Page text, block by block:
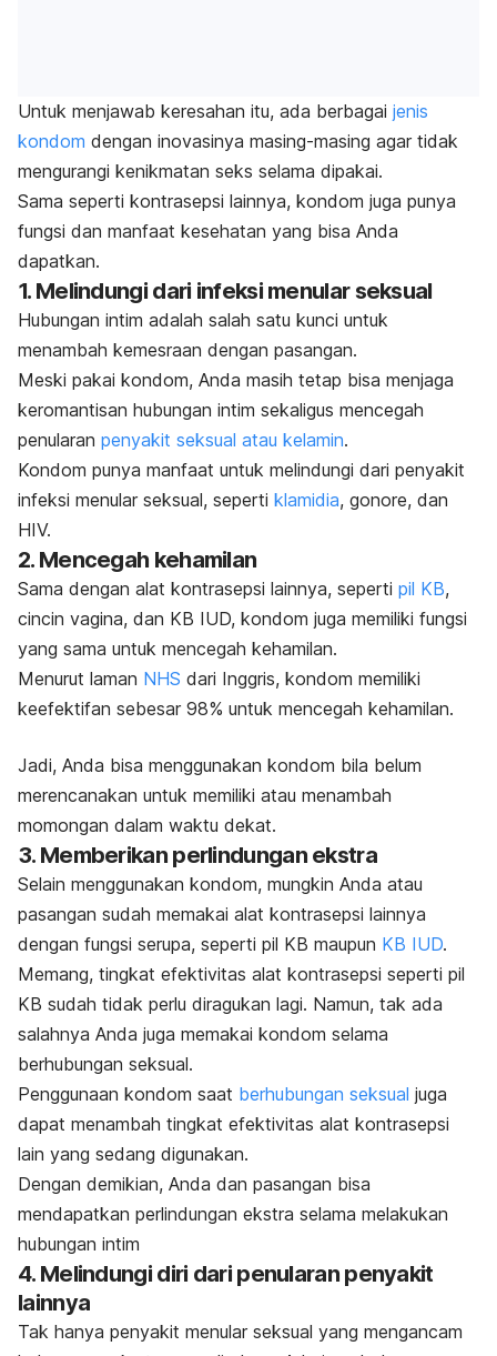
Untuk menjawab keresahan itu, ada berbagai jenis
kondom dengan inovasinya masing-masing agar tidak
mengurangi kenikmatan seks selama dipakai.
Sama seperti kontrasepsi lainnya, kondom juga punya
fungsi dan manfaat kesehatan yang bisa Anda
dapatkan.
1. Melindungi dari infeksi menular seksual
Hubungan intim adalah salah satu kunci untuk
menambah kemesraan dengan pasangan.
Meski pakai kondom, Anda masih tetap bisa menjaga
keromantisan hubungan intim sekaligus mencegah
penularan penyakit seksual atau kelamin.
Kondom punya manfaat untuk melindungi dari penyakit
infeksi menular seksual, seperti klamidia, gonore, dan
HIV.
2. Mencegah kehamilan
Sama dengan alat kontrasepsi lainnya, seperti pil KB,
cincin vagina, dan KB IUD, kondom juga memiliki fungsi
yang sama untuk mencegah kehamilan.
Menurut laman NHS dari Inggris, kondom memiliki
keefektifan sebesar 98% untuk mencegah kehamilan.
Jadi, Anda bisa menggunakan kondom bila belum
merencanakan untuk memiliki atau menambah
momongan dalam waktu dekat.
3. Memberikan perlindungan ekstra
Selain menggunakan kondom, mungkin Anda atau
pasangan sudah memakai alat kontrasepsi lainnya
dengan fungsi serupa, seperti pil KB maupun KB IUD.
Memang, tingkat efektivitas alat kontrasepsi seperti pil
KB sudah tidak perlu diragukan lagi. Namun, tak ada
salahnya Anda juga memakai kondom selama
berhubungan seksual.
Penggunaan kondom saat berhubungan seksual juga
dapat menambah tingkat efektivitas alat kontrasepsi
lain yang sedang digunakan.
Dengan demikian, Anda dan pasangan bisa
mendapatkan perlindungan ekstra selama melakukan
hubungan intim
4. Melindungi diri dari penularan penyakit
lainnya
Tak hanya penyakit menular seksual yang mengancam